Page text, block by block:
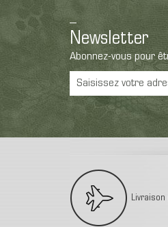
Newsletter
Abonnez-vous pour